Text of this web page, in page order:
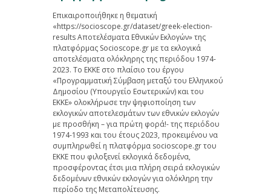
Επικαιροποιήθηκε η θεματική
«https://socioscope.gr/dataset/greek-election-
results Αποτελέσματα Εθνικών Εκλογών» της
πλατφόρμας Socioscope.gr με τα εκλογικά
αποτελέσματα ολόκληρης της περιόδου 1974-
2023. Tο ΕΚΚΕ στο πλαίσιο του έργου
«Προγραμματική Σύμβαση μεταξύ του Ελληνικού
Δημοσίου (Υπουργείο Εσωτερικών) και του
ΕΚΚΕ» ολοκλήρωσε την ψηφιοποίηση των
εκλογικών αποτελεσμάτων των εθνικών εκλογών
με προσθήκη – για πρώτη φορά!- της περιόδου
1974-1993 και του έτους 2023, προκειμένου να
συμπληρωθεί η πλατφόρμα socioscope.gr του
ΕΚΚΕ που φιλοξενεί εκλογικά δεδομένα,
προσφέροντας έτσι μια πλήρη σειρά εκλογικών
δεδομένων εθνικών εκλογών για ολόκληρη την
περίοδο της Μεταπολίτευσης.